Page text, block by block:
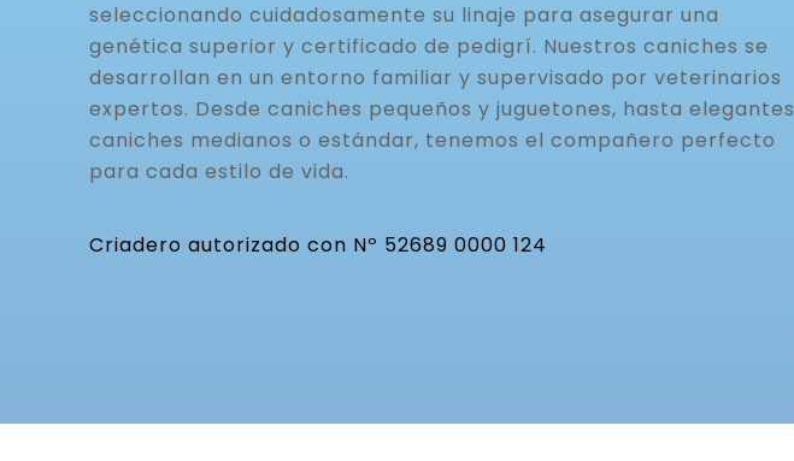
seleccionando cuidadosamente su linaje para asegurar una
genética superior y certificado de pedigrí. Nuestros caniches se
desarrollan en un entorno familiar y supervisado por veterinarios
expertos. Desde caniches pequeños y juguetones, hasta elegantes
caniches medianos o estándar, tenemos el compañero perfecto
para cada estilo de vida.
Criadero autorizado con Nº 52689 0000 124